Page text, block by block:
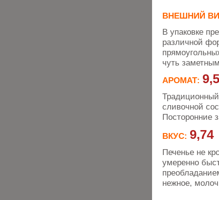
ВНЕШНИЙ
В упаковке
различной
чуть
АРОМАТ:
сливочной
Посторонние
ВКУС: 9,74
Печенье не
умеренно
нежное,